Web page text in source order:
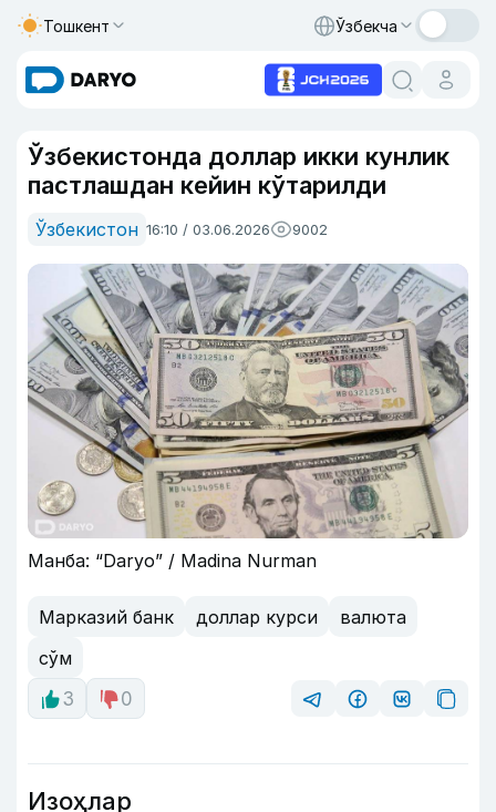
Тошкент Ўзбекча
Ўзбекистонда доллар икки кунлик
пастлашдан кейин кўтарилди
Ўзбекистон 16:10 / 03.06.2026 9002
Манба: “Daryo” / Madina Nurman
Марказий банк доллар курси
валюта
сўм
3
0
Изоҳлар